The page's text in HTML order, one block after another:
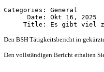
Categories: General
      Date: Okt 16, 2025
Den BSH Tätigkeitsbericht in
Den vollständigen Bericht erhalten